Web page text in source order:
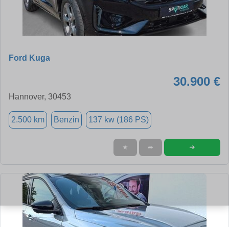
Ford Kuga
30.900 €
Hannover, 30453
2.500 km Benzin 137 kw (186 PS)
★ ➦ ➜